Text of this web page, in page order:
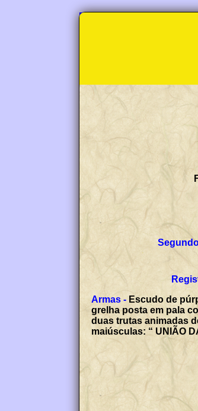
Armas - Escudo de
grelha posta em pala
duas trutas animadas
maiúsculas: “ UNIÃO